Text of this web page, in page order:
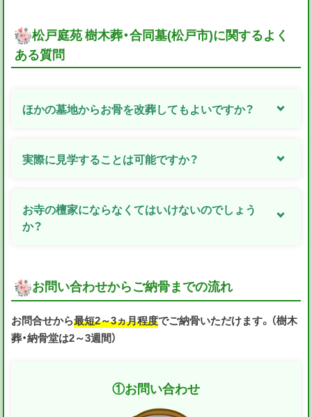
松戸庭苑 樹木葬・合同墓(松戸市)に関するよく
ある質問
ほかの墓地からお骨を改葬してもよいですか？
実際に見学することは可能ですか？
お寺の檀家にならなくてはいけないのでしょう
か？
お問い合わせからご納骨までの流れ
お問合せから最短2～3ヵ月程度でご納骨いただけます。（樹木
葬・納骨堂は2～3週間）
①お問い合わせ